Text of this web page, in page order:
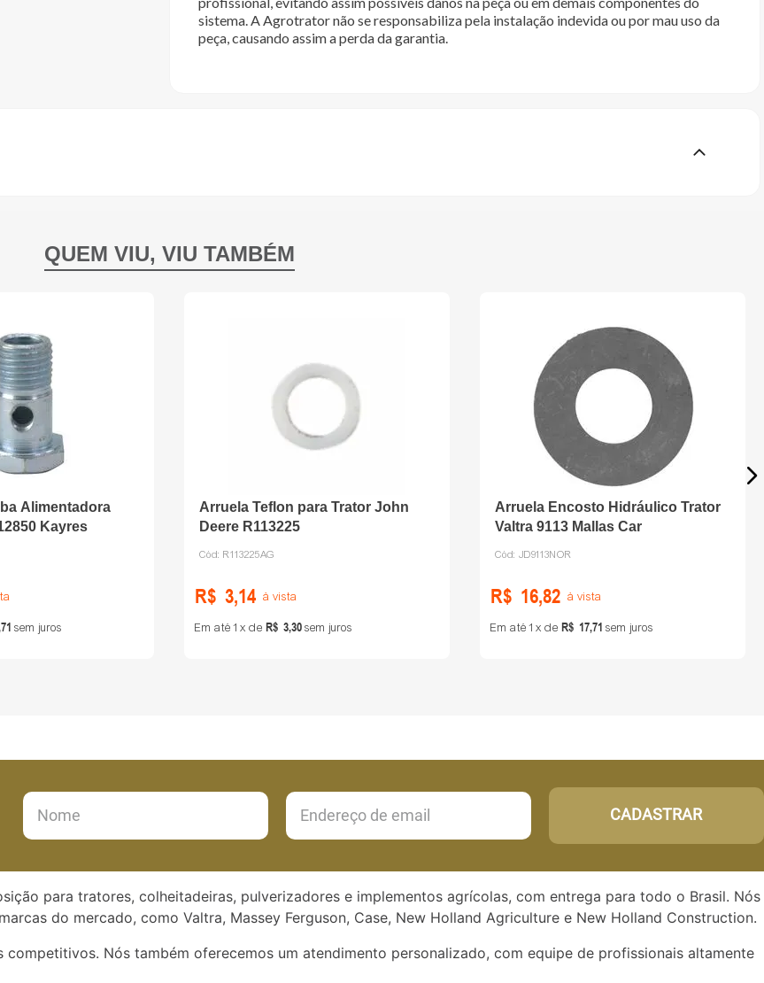
sistema. A Agrotrator não se responsabiliza pela instalação indevida ou por mau uso da
peça, causando assim a perda da garantia.
Alimentadora
Kayres
71 sem juros
Arruela Teflon para Trator John
Deere R113225
Cód: R113225AG
R$ 3,14 à vista
Em até1 de R$ 3,30sem juros
Arruela Encosto Hidráulico Trator
Valtra 9113 Mallas Car
Cód: JD9113NOR
R$ 16,82 à vista
Em até1 de R$ 17,71 sem juros
CADASTRAR
para tratores, colheitadeiras, pulverizadores e implementos agrícolas, com entrega para todo o Brasil. Nós
do mercado, como Valtra, Massey Ferguson, Case, New Holland Agriculture e New Holland Construction.
Nós também oferecemos um atendimento personalizado, com equipe de profissionais altamente